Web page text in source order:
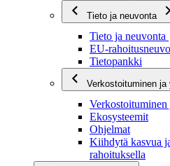
Tieto ja neuvonta
Tieto ja neuvonta
EU-
Tietopankki
Verkostoituminen ja
Ekosysteemit
Ohjelmat
Kiihdytä kasvua
rahoituksella